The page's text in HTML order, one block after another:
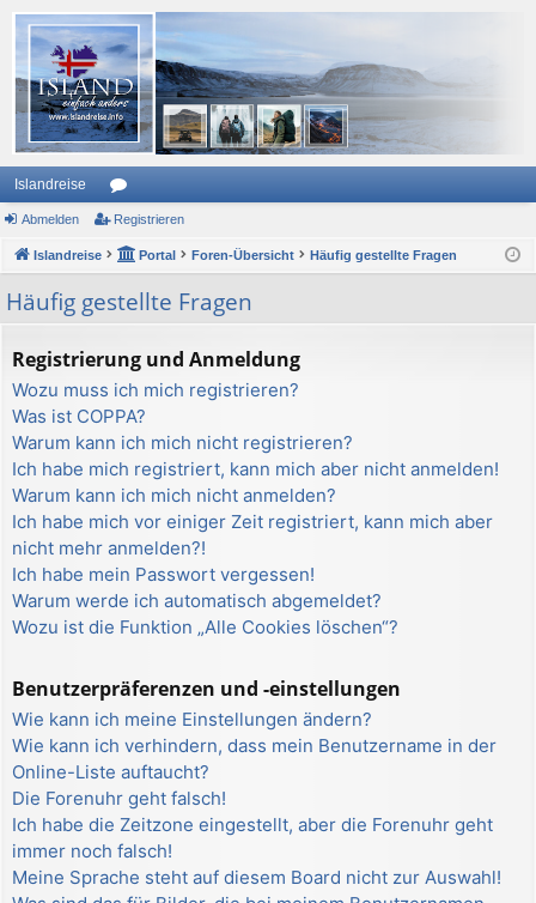
Islandreise
or
en
Abmelden Registrieren
Islandreise Portal Foren-Übersicht Häufig gestellte Fragen
Häufig gestellte Fragen
Registrierung und Anmeldung
Wozu muss ich mich registrieren?
Was ist COPPA?
Warum kann ich mich nicht registrieren?
Ich habe mich registriert, kann mich aber nicht anmelden!
Warum kann ich mich nicht anmelden?
Ich habe mich vor einiger Zeit registriert, kann mich aber
nicht mehr anmelden?!
Ich habe mein Passwort vergessen!
Warum werde ich automatisch abgemeldet?
Wozu ist die Funktion „Alle Cookies löschen“?
Benutzerpräferenzen und -einstellungen
Wie kann ich meine Einstellungen ändern?
Wie kann ich verhindern, dass mein Benutzername in der
Online-Liste auftaucht?
Die Forenuhr geht falsch!
Ich habe die Zeitzone eingestellt, aber die Forenuhr geht
immer noch falsch!
Meine Sprache steht auf diesem Board nicht zur Auswahl!